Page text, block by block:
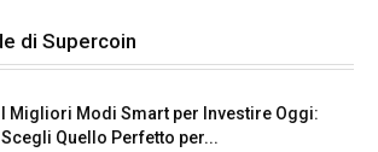
di Supercoin
I Migliori Modi Smart per Investire Oggi:
Scegli Quello Perfetto per...